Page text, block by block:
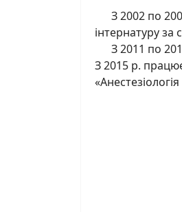
З 2002 по
інтернатуру за
З 2011 по
З 2015 р.